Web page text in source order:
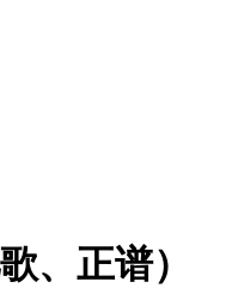
、正谱）